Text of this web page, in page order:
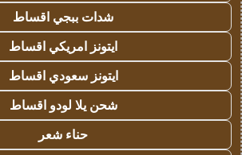
شدات ببجي اقساط
ايتونز امريكي اقساط
ايتونز سعودي اقساط
شحن يلا لودو اقساط
حناء شعر